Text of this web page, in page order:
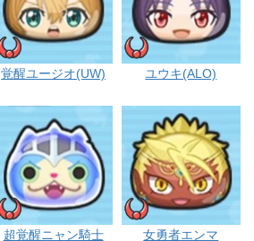
覚醒ユージオ(UW) ユウキ(ALO)
イサマシ
超覚醒ニャン騎士
イサマシ
女勇者エンマ